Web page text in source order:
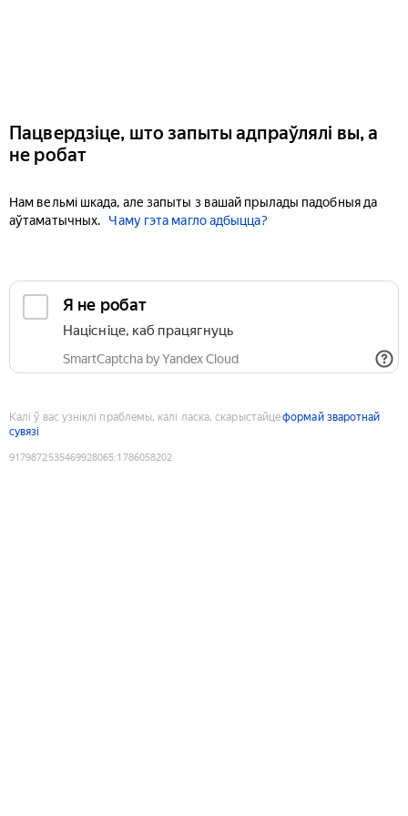
Пацвердзіце, што запыты адпраўлялі вы, а
не робат
Нам вельмі шкада, але запыты з вашай прылады падобныя да
аўтаматычных.
Чаму гэта магло адбыцца?
Я не робат
Націсніце, каб працягнуць
SmartCaptcha by Yandex Cloud
Калі ў вас узніклі праблемы, калі ласка, скарыстайцеформай зваротнай
сувязі
9179872535469928065:1786058202